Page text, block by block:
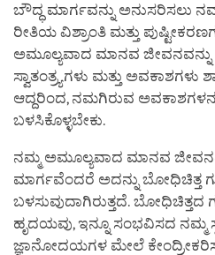
ಬೌದ್ಧ ಮಾರ್ಗವನ್ನು ಅನುಸರಿಸಲು
ರೀತಿಯ ವಿಶ್ರಾಂತಿ ಮತ್ತು
ಅಮೂಲ್ಯವಾದ ಮಾನವ ಜೀವನವನ್ನು
ಸ್ವಾತಂತ್ರ್ಯಗಳು ಮತ್ತು
ಆದ್ದರಿಂದ, ನಮಗಿರುವ
ಬಳಸಿಕೊಳ್ಳಬೇಕು.
ನಮ್ಮ ಅಮೂಲ್ಯವಾದ ಮಾನವ
ಮಾರ್ಗವೆಂದರೆ ಅದನ್ನು ಬೋಧಿಚಿತ್ತ
ಬಳಸುವುದಾಗಿರುತ್ತದೆ. ಬೋಧಿಚಿತ್ತದ
ಹೃದಯವು, ಇನ್ನೂ ಸಂಭವಿಸದ ನಮ್ಮ
ಜ್ಞಾನೋದಯಗಳ ಮೇಲೆ